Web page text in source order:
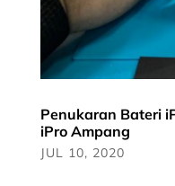
Penukaran Bateri
iPro Ampang
JUL 10, 2020